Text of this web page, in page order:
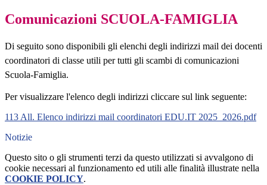
Comunicazioni SCUOLA-FAMIGLIA
Di seguito sono disponibili gli elenchi degli indirizzi mail dei docenti
coordinatori di classe utili per tutti gli scambi di comunicazioni
Scuola-Famiglia.
Per visualizzare l'elenco degli indirizzi cliccare sul link seguente:
113 All. Elenco indirizzi mail coordinatori EDU.IT 2025_2026.pdf
Notizie
Questo sito o gli strumenti terzi da questo utilizzati si avvalgono di
cookie necessari al funzionamento ed utili alle finalità illustrate nella
COOKIE POLICY.